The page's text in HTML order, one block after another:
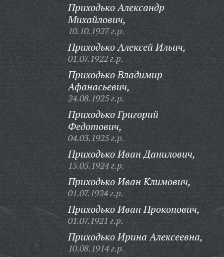
Приходько Александр
Михайлович,
10.10.1927 г.р.
Приходько Алексей Ильич,
01.07.1922 г.р.
Приходько Владимир
Афанасьевич,
24.08.1925 г.р.
Приходько Григорий
Федотович,
04.03.1925 г.р.
Приходько Иван Данилович,
15.05.1924 г.р.
Приходько Иван Климович,
01.07.1924 г.р.
Приходько Иван Прокопович,
01.07.1921 г.р.
Приходько Ирина Алексеевна,
10.08.1914 г.р.